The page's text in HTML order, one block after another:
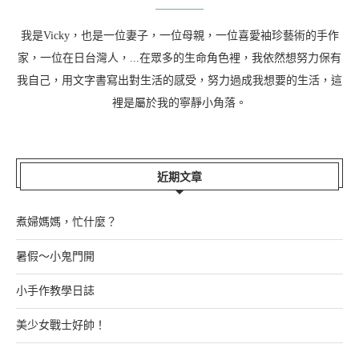
我是Vicky，也是一位妻子，一位母親，一位喜愛袖珍藝術的手作
家，一位在日台灣人，...在眾多的生命角色裡，我依然想努力保有
我自己，用文字書寫出對生活的感受，努力過成我想要的生活，這
裡是屬於我的寧靜小角落。
近期文章
煮婦媽媽，忙什麼？
暑假～小鬼門開
小手作教學日誌
美少女戰士好帥！